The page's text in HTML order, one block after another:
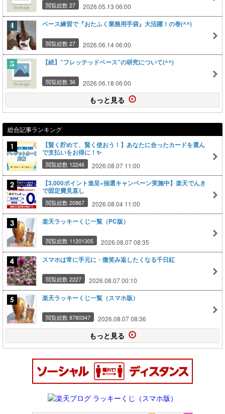
閲覧総数 27 2026.05.13 06:00
ベース練習で『おたふく業務用手袋』大活躍！の巻(^^)
閲覧総数 27 2026.06.14 06:00
【続】”フレッテッドベース”の研究について(^^)
閲覧総数 36 2026.06.18 06:00
もっと見る
総合記事ランキング
【賢く貯めて、賢く使おう！】あなたに合ったカードを選ん
で支払いをお得に！✨
閲覧総数 12246 2026.08.07 11:00
【3,000ポイント進呈×抽選キャンペーン実施中】楽天でんき
で固定費見直し
閲覧総数 20867 2026.08.04 11:00
楽天ラッキーくじ一覧（PC版）
閲覧総数 11201305 2026.08.07 08:35
スマホは常に手元に・微笑み返したくなる千日紅
閲覧総数 2227 2026.08.07 00:10
楽天ラッキーくじ一覧（スマホ版）
閲覧総数 8780347 2026.08.07 08:36
もっと見る